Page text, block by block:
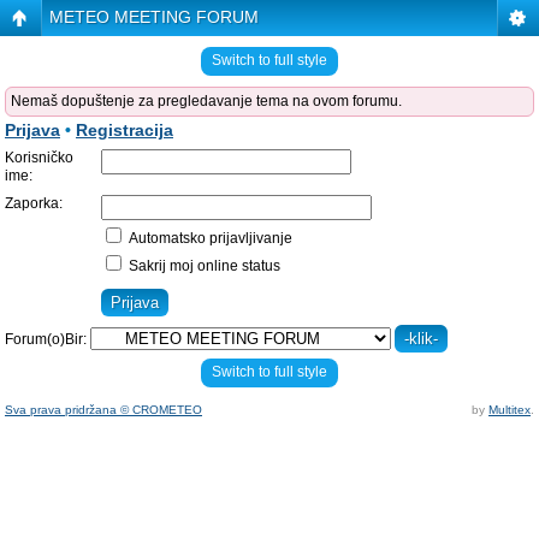
METEO MEETING FORUM
Switch to full style
Nemaš dopuštenje za pregledavanje tema na ovom forumu.
Prijava • Registracija
Korisničko
ime:
Zaporka:
Automatsko prijavljivanje
Sakrij moj online status
Forum(o)Bir:
Switch to full style
Sva prava pridržana © CROMETEO by Multitex